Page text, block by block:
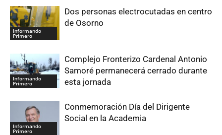
Informando
Primero
Dos personas electrocutadas en centro
de Osorno
Informando
Primero
Complejo Fronterizo Cardenal Antonio
Samoré permanecerá cerrado durante
esta jornada
Informando
Primero
Conmemoración Día del Dirigente
Social en la Academia